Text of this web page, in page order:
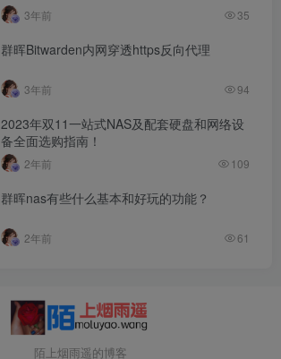
3年前 35
群晖Bitwarden内网穿透https反向代理
3年前 94
2023年双11一站式NAS及配套硬盘和网络设
备全面选购指南！
2年前 109
群晖nas有些什么基本和好玩的功能？
2年前 61
陌上烟雨遥的博客